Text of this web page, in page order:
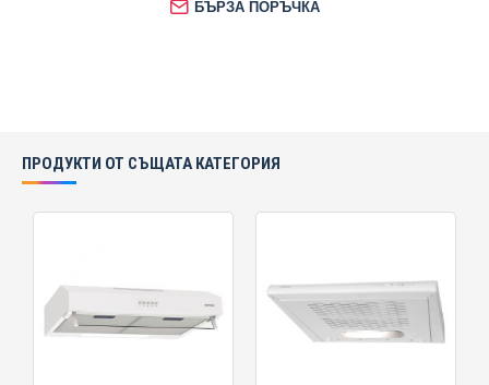
БЪРЗА ПОРЪЧКА
ПРОДУКТИ ОТ СЪЩАТА КАТЕГОРИЯ